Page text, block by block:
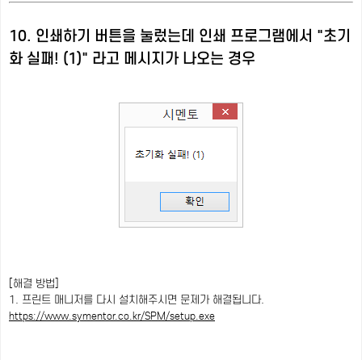
10. 인쇄하기 버튼을 눌렀는데 인쇄 프로그램에서 "초기
화 실패! (1)" 라고 메시지가 나오는 경우
[해결 방법]
1. 프린트 매니저를 다시 설치해주시면 문제가 해결됩니다.
https://www.symentor.co.kr/SPM/setup.exe